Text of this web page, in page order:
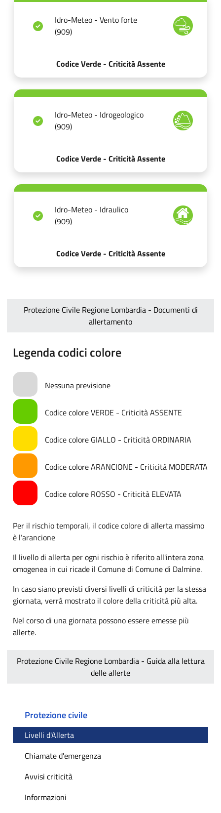
Idro-Meteo - Vento forte
(909)
Codice Verde - Criticità Assente
Idro-Meteo - Idrogeologico
(909)
Codice Verde - Criticità Assente
Idro-Meteo - Idraulico
(909)
Codice Verde - Criticità Assente
Protezione Civile Regione Lombardia - Documenti di
allertamento
Legenda codici colore
Nessuna previsione
Codice colore VERDE - Criticità ASSENTE
Codice colore GIALLO - Criticità ORDINARIA
Codice colore ARANCIONE - Criticità MODERATA
Codice colore ROSSO - Criticità ELEVATA
Per il rischio temporali, il codice colore di allerta massimo
è l’arancione
Il livello di allerta per ogni rischio è riferito all'intera zona
omogenea in cui ricade il Comune di Comune di Dalmine.
In caso siano previsti diversi livelli di criticità per la stessa
giornata, verrà mostrato il colore della criticità più alta.
Nel corso di una giornata possono essere emesse più
allerte.
Protezione Civile Regione Lombardia - Guida alla lettura
delle allerte
Protezione civile
Livelli d'Allerta
Chiamate d'emergenza
Avvisi criticità
Informazioni